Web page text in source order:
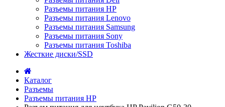
Разъемы питания HP
Разъемы питания Lenovo
Разъемы питания Samsung
Разъемы питания Sony
Разъемы питания Toshiba
Жесткие диски/SSD
Каталог
Разъемы
Разъемы питания HP